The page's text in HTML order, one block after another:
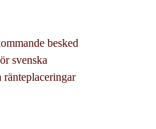
besked
ör svenska
ränteplaceringar